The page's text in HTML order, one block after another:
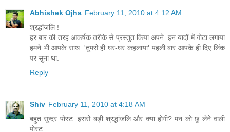
Abhishek Ojha February 11, 2010 at 4:12 AM
श्रद्धांजलि !
हर बार की तरह आकर्षक तरीके से प्रस्तुत किया अपने. इन यादों में गोटा लगाया
हमने भी आपके साथ. 'तुमसे ही घर-घर कहलाया' पहली बार आपके ही दिए लिंक
पर सुना था.
Reply
Shiv February 11, 2010 at 4:18 AM
बहुत सुन्दर पोस्ट. इससे बड़ी श्रद्धांजलि और क्या होगी? मन को छू लेने वाली
पोस्ट.